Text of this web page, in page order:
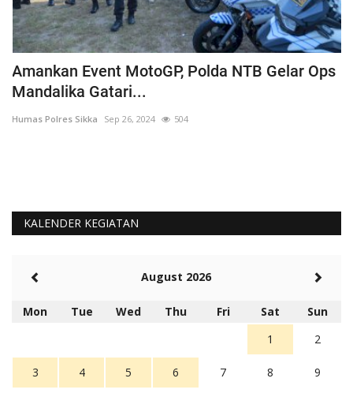
Amankan Event MotoGP, Polda NTB Gelar Ops
Mandalika Gatari...
Humas Polres Sikka Sep 26, 2024 504
KALENDER KEGIATAN
August 2026
Mon Tue Wed Thu Fri Sat
Sun
1
2
3 4 5 6 7 8 9